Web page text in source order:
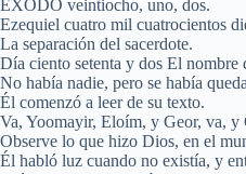
ÉXODO veintiocho, uno, dos.
Ezequiel cuatro mil cuatrocientos
La separación del sacerdote.
Día ciento setenta y dos El nombre
No había nadie, pero se había
Él comenzó a leer de su texto.
Va, Yoomayir, Eloím, y Geor, va,
Observe lo que hizo Dios, en el
Él habló luz cuando no existía, y